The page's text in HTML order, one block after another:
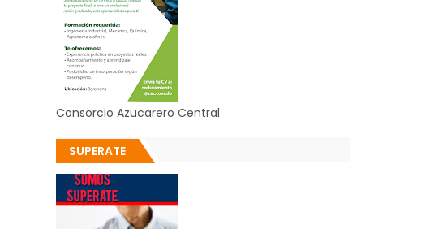
Consorcio Azucarero Central
SUPERATE